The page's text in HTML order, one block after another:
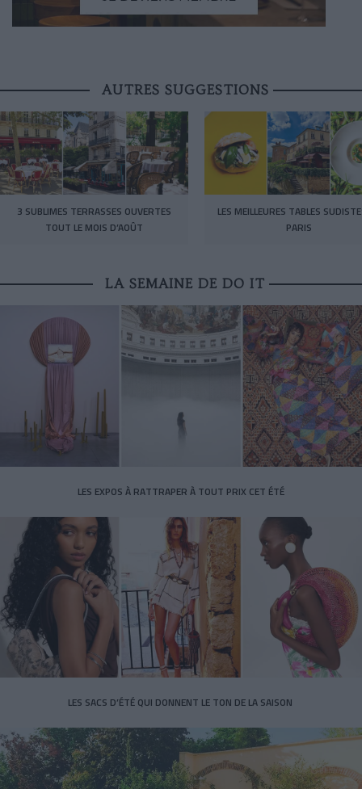
AUTRES SUGGESTIONS
3 SUBLIMES TERRASSES OUVERTES
TOUT LE MOIS D’AOÛT
LES MEILLEURES TABLES
PARIS
LA SEMAINE DE DO IT
LES EXPOS À RATTRAPER À TOUT PRIX CET ÉTÉ
LES SACS D’ÉTÉ QUI DONNENT LE TON DE LA SAISON